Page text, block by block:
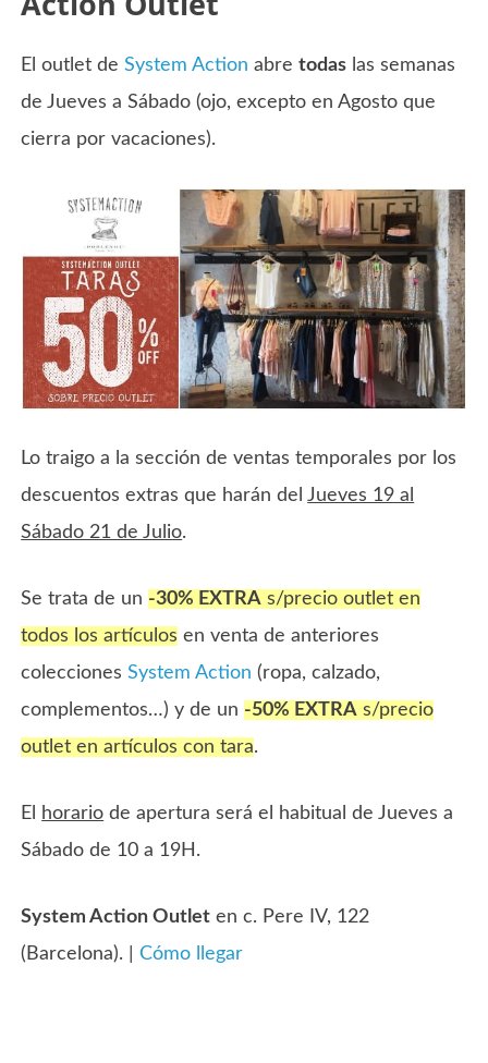
El outlet deSystem Action abretodas las semanas
de Jueves a Sábado (ojo, excepto en Agosto que
cierra por vacaciones).
Lo traigo a la sección de ventas temporales por los
descuentos extras que harán delJueves 19 al
Sábado 21 de Julio.
Se trata de un -30% EXTRA s/precio outlet en
todos los artículos en venta de anteriores
coleccionesSystem Action (ropa, calzado,
complementos…) y de un -50% EXTRA s/precio
outlet en artículos con tara.
El horario de apertura será el habitual de Jueves a
Sábado de 10 a 19H.
System Action Outlet en c. Pere IV, 122
(Barcelona). |Cómo llegar